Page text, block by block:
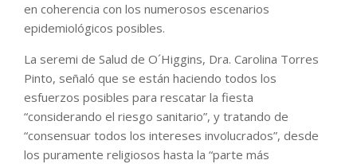
en coherencia con los numerosos escenarios
epidemiológicos posibles.
La seremi de Salud de O´Higgins, Dra. Carolina Torres
Pinto, señaló que se están haciendo todos los
esfuerzos posibles para rescatar la fiesta
“considerando el riesgo sanitario”, y tratando de
“consensuar todos los intereses involucrados”, desde
los puramente religiosos hasta la “parte más